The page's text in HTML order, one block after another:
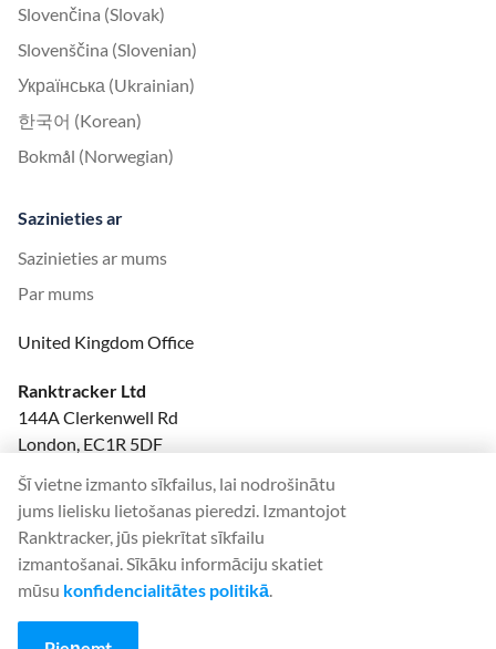
Slovenčina (Slovak)
Slovenščina (Slovenian)
Українська (Ukrainian)
한국어 (Korean)
Bokmål (Norwegian)
Sazinieties ar
Sazinieties ar mums
Par mums
United Kingdom Office
Ranktracker Ltd
144A Clerkenwell Rd
London, EC1R 5DF
Company No: 08820809
felix@ranktracker.com
2015 -2026© Ranktracker. All Rights Reserved.
Šī vietne izmanto sīkfailus, lai nodrošinātu
jums lielisku lietošanas pieredzi. Izmantojot
Ranktracker, jūs piekrītat sīkfailu
izmantošanai. Sīkāku informāciju skatiet
mūsu konfidencialitātes politikā.